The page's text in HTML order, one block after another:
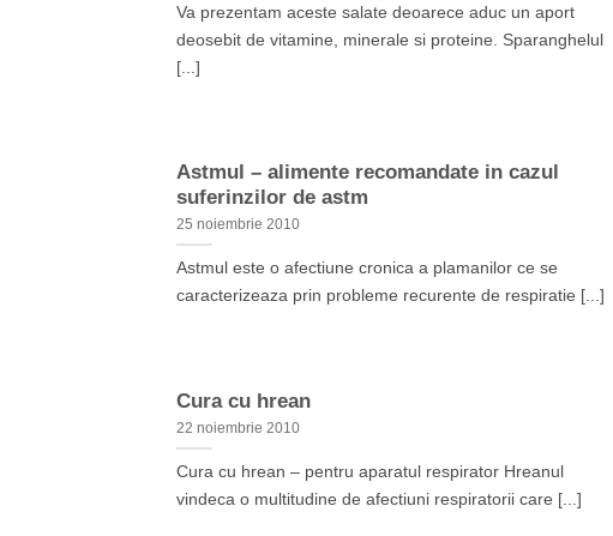
Va prezentam aceste salate deoarece aduc un aport
deosebit de vitamine, minerale si proteine. Sparanghelul
[...]
Astmul – alimente recomandate in cazul
suferinzilor de astm
25 noiembrie 2010
Astmul este o afectiune cronica a plamanilor ce se
caracterizeaza prin probleme recurente de respiratie [...]
Cura cu hrean
22 noiembrie 2010
Cura cu hrean – pentru aparatul respirator Hreanul
vindeca o multitudine de afectiuni respiratorii care [...]